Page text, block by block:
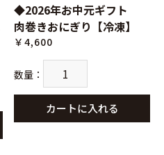
◆2026年お中元ギフト
肉巻きおにぎり【冷凍】
￥4,600
数量 ：
カートに入れる